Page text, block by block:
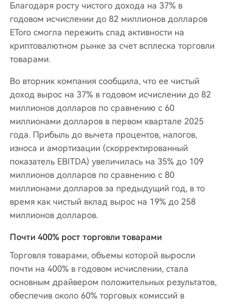
тивы под управлением (AUM) увеличились на
15%, составив 17 миллиардов долларов. Коли
чество пополненных счетов выросло на 12% д
о 4.02 миллиона. При этом криптовалютный с
егмент показал снижение: в апреле количеств
довом выражении, а средний размер инвести
ции за сделку снизился на 22%. Компания так
же активизировала развитие продуктов: запус
тила AI-функцию «Агентские портфели», углуб
ила сотрудничество с xAI, интегрировав анали
з рыночных настроений от Grok 4.2 в своего и
нвестиционного агента Tori, и завершила прио
бретение провайдера некастодиальных крип
токошельков Zengo. Кроме того, eToro получи
ла лицензию BitLicense для начала операций
с криптовалютами в Нью-Йорке и расширила
список доступных акций за счет японских ком
Благодаря росту чистого дохода на 37% в
годовом исчислении до 82 миллионов долларов
EToro смогла пережить спад активности на
криптовалютном рынке за счет всплеска торговли
товарами.
Во вторник компания сообщила, что ее чистый
доход вырос на 37% в годовом исчислении до 82
миллионов долларов по сравнению с 60
миллионами долларов в первом квартале 2025
года. Прибыль до вычета процентов, налогов,
износа и амортизации (скорректированный
показатель EBITDA) увеличилась на 35% до 109
миллионов долларов по сравнению с 80
миллионами долларов за предыдущий год, в то
время как чистый вклад вырос на 19% до 258
миллионов долларов.
Почти 400% рост торговли товарами
Торговля товарами, объемы которой выросли
почти на 400% в годовом исчислении, стала
основным драйвером положительных результатов,
обеспечив около 60% торговых комиссий в